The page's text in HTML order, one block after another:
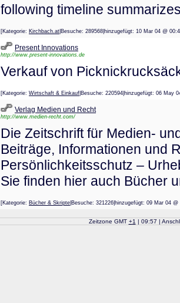
following timeline
[Kategorie: Kirchbach.at |Besuche: 289568|hinzugefügt: 10 Mar 04
Present Innovations
http://www.present-innovations.de
Verkauf von
[Kategorie: Wirtschaft & Einkauf |Besuche: 220594|hinzugefügt: 06
Verlag Medien und Recht
http://www.medien-recht.com/
Die Zeitschrift für Medien-
Beiträge, Informationen und
Persönlichkeitsschutz –
Sie finden hier auch Bücher
[Kategorie: Bücher & Skripte |Besuche: 321226|hinzugefügt: 09 Mar
Zeitzone GMT +1 | 09:57 |